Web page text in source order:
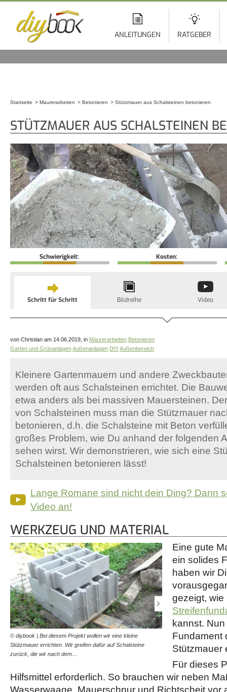
ANLEITUNGEN RATGEBER
Startseite Maurerarbeiten Betonieren Stützmauer aus Schalsteinen betonieren
STÜTZMAUER AUS SCHALSTEINEN
Schwierigkeit: Kosten:
Schritt für Schritt Bildreihe Video
von Christian am 14.06.2019, in Maurerarbeiten Betonieren
Garten und GrünanlagenAußenanlagen DIYAußenbereich
Kleinere Gartenmauern und andere
werden oft aus Schalsteinen errichtet. Die
etwa anders als bei massiven Mauersteinen.
von Schalsteinen muss man die Stützmauer
betonieren, d.h. die Schalsteine mit Beton
großes Problem, wie Du anhand der folgenden
sehen wirst. Wir demonstrieren, wie sich eine
Schalsteinen betonieren lässt!
Lange Romane sind nicht dein Ding? Dann
Video an!
WERKZEUG UND MATERIAL
© diybook | Bei diesem Projekt wollen wir eine kleine
Stützmauer errichten. Wir greifen dafür auf Schalsteine
zurück, die wir nach dem…
© diybook | Den
und brauchen daher jede
einen Universalzement,…
Eine gute
ein solides
haben wir
gezeigt, wie
kannst.
Fundament
Stützmauer
Für dieses
Hilfsmittel erforderlich. So brauchen wir neben